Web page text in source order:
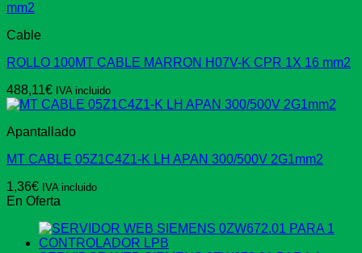
Cable
ROLLO 100MT CABLE MARRON H07V-K CPR 1X 16 mm2
488,11€ IVA incluido
Apantallado
MT CABLE 05Z1C4Z1-K LH APAN 300/500V 2G1mm2
1,36€ IVA incluido
En Oferta